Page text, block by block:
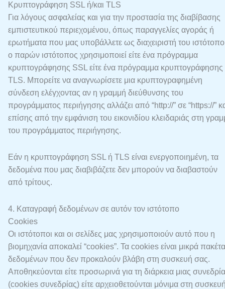
Κρυπτογράφηση SSL ή/και TLS
Για λόγους ασφαλείας και για την προστασία της διαβίβασης
εμπιστευτικού περιεχομένου, όπως παραγγελίες αγοράς ή
ερωτήματα που μας υποβάλλετε ως διαχειριστή του
ο παρών ιστότοπος χρησιμοποιεί είτε ένα πρόγραμμα
κρυπτογράφησης SSL είτε ένα πρόγραμμα κρυπτογράφησης
TLS. Μπορείτε να αναγνωρίσετε μια κρυπτογραφημένη
σύνδεση ελέγχοντας αν η γραμμή διεύθυνσης του
προγράμματος περιήγησης αλλάζει από “http://” σε “https://”
επίσης από την εμφάνιση του εικονιδίου κλειδαριάς στη
του προγράμματος περιήγησης.
Εάν η κρυπτογράφηση SSL ή TLS είναι ενεργοποιημένη, τα
δεδομένα που μας διαβιβάζετε δεν μπορούν να διαβαστούν
από τρίτους.
4. Καταγραφή δεδομένων σε αυτόν τον ιστότοπο
Cookies
Οι ιστότοποι και οι σελίδες μας χρησιμοποιούν αυτό που η
βιομηχανία αποκαλεί “cookies”. Τα cookies είναι μικρά πακέτα
δεδομένων που δεν προκαλούν βλάβη στη συσκευή σας.
Αποθηκεύονται είτε προσωρινά για τη διάρκεια μιας
(cookies συνεδρίας) είτε αρχειοθετούνται μόνιμα στη